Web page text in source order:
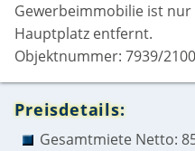
Gewerbeimmobilie ist
Hauptplatz entfernt.
Objektnummer: 7939/
Preisdetails:
Gesamtmiete Netto: